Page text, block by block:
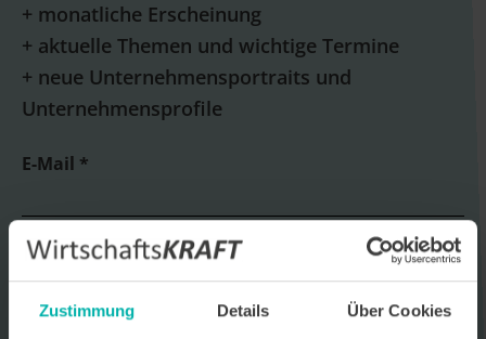
Zustimmung Details Über Cookies
+ monatliche Erscheinung
+ aktuelle Themen und wichtige Termine
+ neue Unternehmensportraits und
Unternehmensprofile
E-Mail *
Datenverarbeitungshinweis*
erhalte. Um die Inhalte des Newsletters besser auf meine